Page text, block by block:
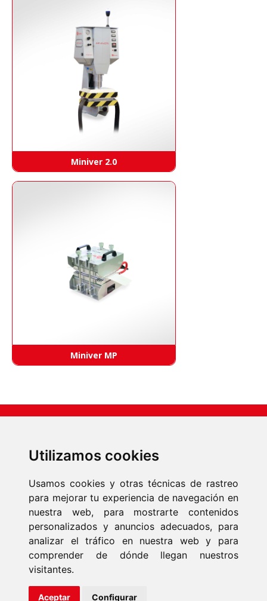
Utilizamos cookies
Usamos cookies y otras técnicas de rastreo
para mejorar tu experiencia de navegación en
nuestra web, para mostrarte contenidos
personalizados y anuncios adecuados, para
analizar el tráfico en nuestra web y para
comprender de dónde llegan nuestros
visitantes.
Aceptar Configurar
Miniver 2.0
Miniver MP
INICIO
PRODUCTOS
EMPRESA
NOTICIAS
Fonmar Group S.L. © 2026 Todos los derechos reservados